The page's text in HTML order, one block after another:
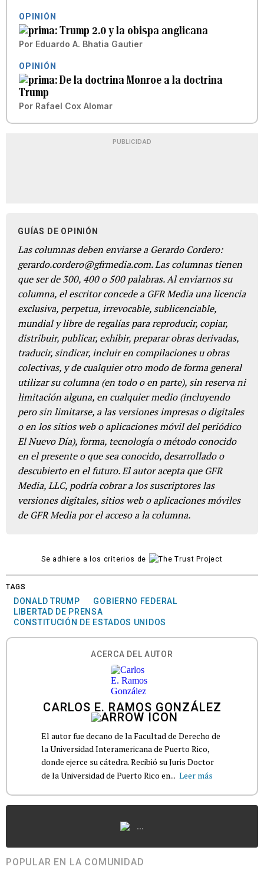
OPINIÓN
Trump 2.0 y la obispa anglicana
Por Eduardo A. Bhatia Gautier
OPINIÓN
De la doctrina Monroe a la doctrina
Trump
Por Rafael Cox Alomar
PUBLICIDAD
GUÍAS DE OPINIÓN
Las columnas deben enviarse a Gerardo Cordero:
gerardo.cordero@gfrmedia.com. Las columnas tienen
que ser de 300, 400 o 500 palabras. Al enviarnos su
columna, el escritor concede a GFR Media una licencia
exclusiva, perpetua, irrevocable, sublicenciable,
mundial y libre de regalías para reproducir, copiar,
distribuir, publicar, exhibir, preparar obras derivadas,
traducir, sindicar, incluir en compilaciones u obras
colectivas, y de cualquier otro modo de forma general
utilizar su columna (en todo o en parte), sin reserva ni
limitación alguna, en cualquier medio (incluyendo
pero sin limitarse, a las versiones impresas o digitales
o en los sitios web o aplicaciones móvil del periódico
El Nuevo Día), forma, tecnología o método conocido
en el presente o que sea conocido, desarrollado o
descubierto en el futuro. El autor acepta que GFR
Media, LLC, podría cobrar a los suscriptores las
versiones digitales, sitios web o aplicaciones móviles
de GFR Media por el acceso a la columna.
Se adhiere a los criterios de
TAGS
DONALD TRUMP
GOBIERNO FEDERAL
LIBERTAD DE PRENSA
CONSTITUCIÓN DE ESTADOS UNIDOS
ACERCA DEL AUTOR
CARLOS E. RAMOS GONZÁLEZ
El autor fue decano de la Facultad de Derecho de
la Universidad Interamericana de Puerto Rico,
donde ejerce su cátedra. Recibió su Juris Doctor
de la Universidad de Puerto Rico en... Leer más
...
POPULAR EN LA COMUNIDAD